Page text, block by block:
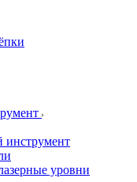
инструмент
уровни